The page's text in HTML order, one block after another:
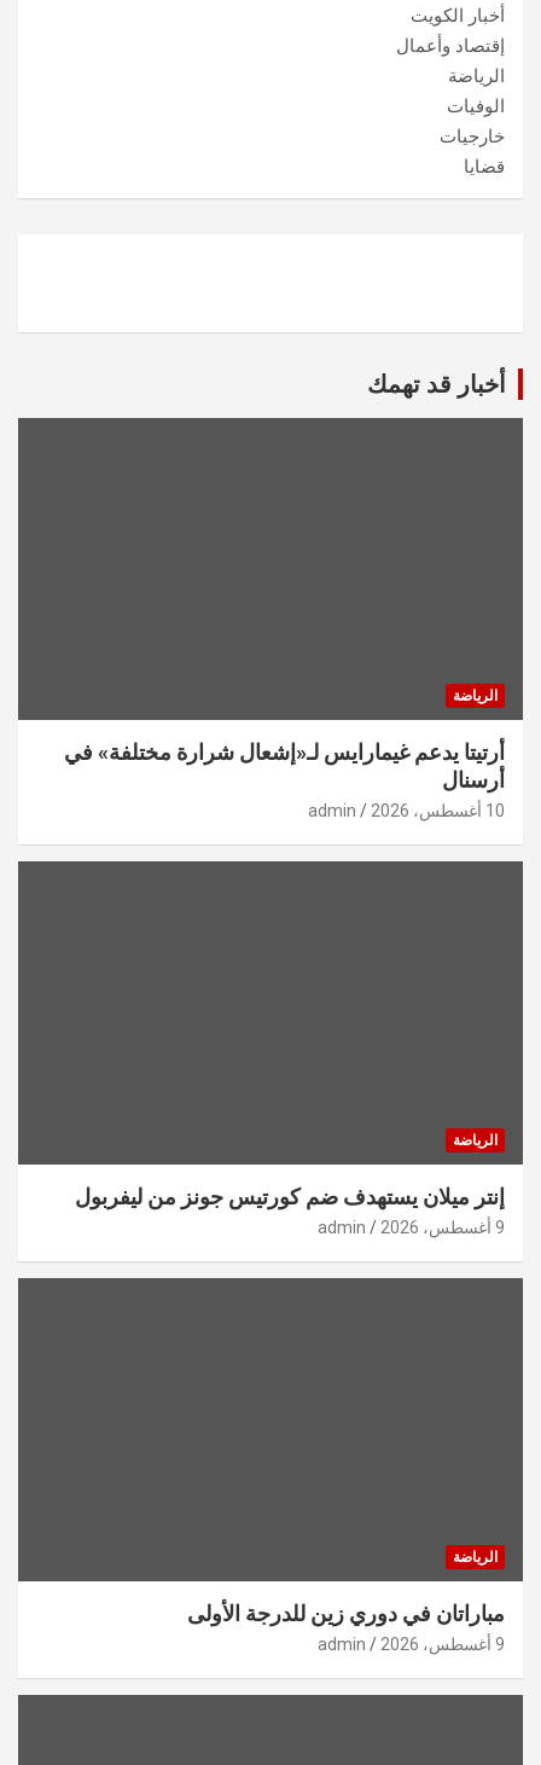
أخبار الكويت
إقتصاد وأعمال
الرياضة
الوفيات
خارجيات
قضايا
أخبار قد تهمك
الرياضة
أرتيتا يدعم غيمارايس لـ«إشعال شرارة مختلفة» في
أرسنال
10 أغسطس، 2026 admin
الرياضة
إنتر ميلان يستهدف ضم كورتيس جونز من ليفربول
9 أغسطس، 2026 admin
الرياضة
مباراتان في دوري زين للدرجة الأولى
9 أغسطس، 2026 admin